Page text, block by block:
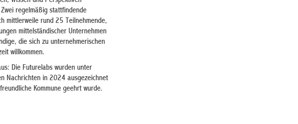
regelmäßig stattfindende
mittlerweile rund 25 Teilnehmende,
mittelständischer Unternehmen
die sich zu unternehmerischen
willkommen.
Die Futurelabs wurden unter
Nachrichten in 2024 ausgezeichnet
Kommune geehrt wurde.